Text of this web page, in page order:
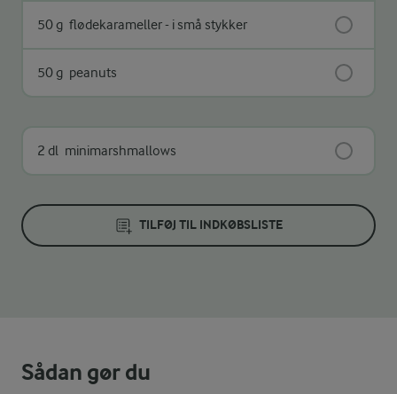
50 g flødekarameller - i små stykker
50 g peanuts
2 dl minimarshmallows
TILFØJ TIL INDKØBSLISTE
Sådan gør du